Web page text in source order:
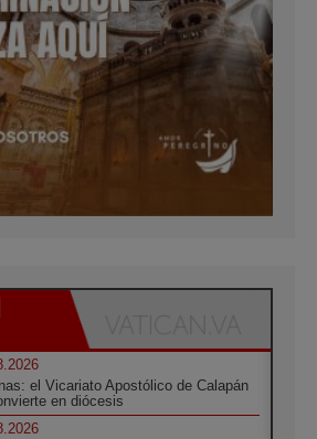
el Vicariato Apostólico de Calapán
en diócesis